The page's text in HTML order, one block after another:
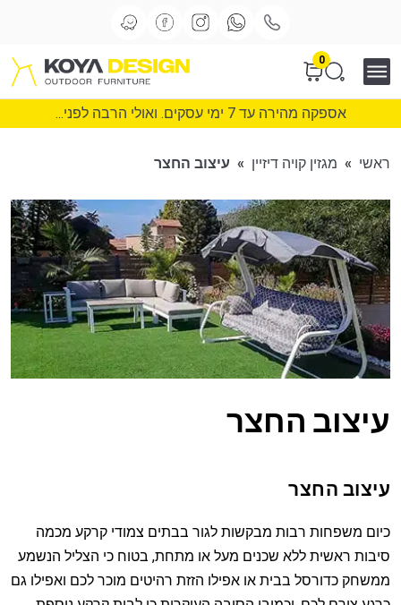
0
אספקה מהירה עד 7 ימי עסקים. ואולי הרבה לפני...
ראשי » מגזין קויה דיזיין » עיצוב החצר
עיצוב החצר
עיצוב החצר
כיום משפחות רבות מבקשות לגור בבתים צמודי קרקע מכמה
סיבות ראשית ללא שכנים מעל או מתחת, בטוח כי הצליל הנשמע
ממשחק כדורסל בבית או אפילו הזזת רהיטים מוכר לכם ואפילו גם